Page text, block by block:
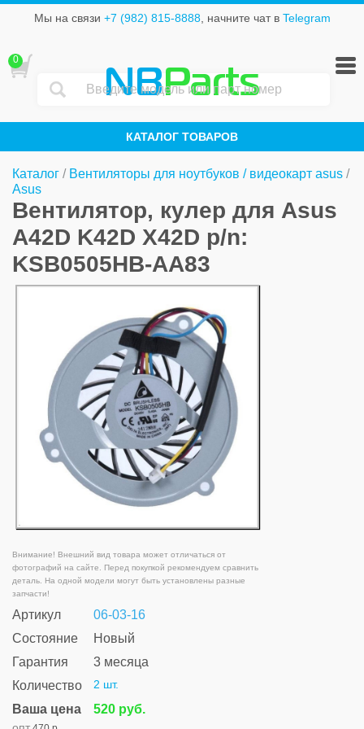
Мы на связи +7 (982) 815-8888, начните чат в Telegram
NBParts
КАТАЛОГ ТОВАРОВ
0
Каталог / Вентиляторы для ноутбуков / видеокарт asus /
Asus
Вентилятор, кулер для Asus
A42D K42D X42D p/n:
KSB0505HB-AA83
Внимание! Внешний вид товара может отличаться от
фотографий на сайте. Перед покупкой рекомендуем сравнить
деталь. На одной модели могут быть установлены разные
запчасти!
Артикул
06-03-16
Состояние
Новый
Гарантия
3 месяца
Количество
2 шт.
Ваша цена 520 руб.